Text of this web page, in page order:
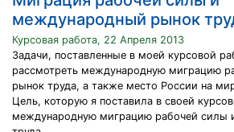
международный рынок
Курсовая работа, 22 Апреля 2013
Задачи, поставленные в моей курсовой
рассмотреть международную миграцию
рынок труда, а также место России на
Цель, которую я поставила в своей
международную миграцию рабочей силы